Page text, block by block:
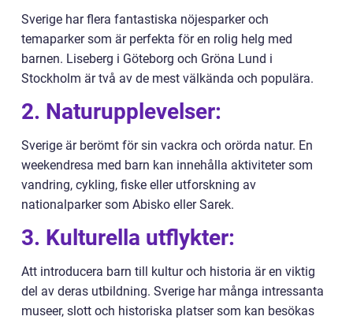
Sverige har flera fantastiska nöjesparker och
temaparker som är perfekta för en rolig helg med
barnen. Liseberg i Göteborg och Gröna Lund i
Stockholm är två av de mest välkända och populära.
2. Naturupplevelser:
Sverige är berömt för sin vackra och orörda natur. En
weekendresa med barn kan innehålla aktiviteter som
vandring, cykling, fiske eller utforskning av
nationalparker som Abisko eller Sarek.
3. Kulturella utflykter:
Att introducera barn till kultur och historia är en viktig
del av deras utbildning. Sverige har många intressanta
museer, slott och historiska platser som kan besökas